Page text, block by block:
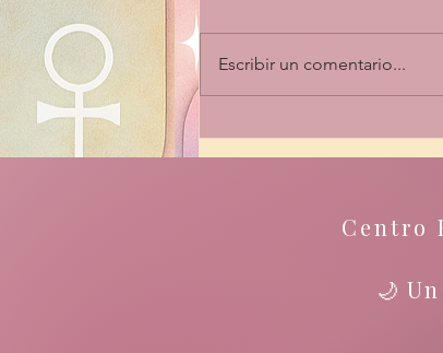
poder
Escribir un comentario...
Centro
🌙